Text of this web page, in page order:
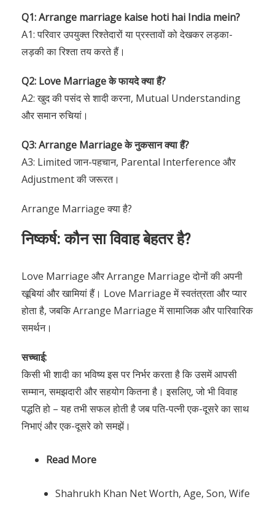
Q1: Arrange marriage kaise hoti hai India mein?
A1: परिवार उपयुक्त रिश्तेदारों या प्रस्तावों को देखकर लड़का-
लड़की का रिश्ता तय करते हैं।
Q2: Love Marriage के फायदे क्या हैं?
A2: खुद की पसंद से शादी करना, Mutual Understanding
और समान रुचियां।
Q3: Arrange Marriage के नुकसान क्या हैं?
A3: Limited जान-पहचान, Parental Interference और
Adjustment की जरूरत।
Arrange Marriage क्या है?
निष्कर्ष: कौन सा विवाह बेहतर है?
Love Marriage और Arrange Marriage दोनों की अपनी
खूबियां और खामियां हैं। Love Marriage में स्वतंत्रता और प्यार
होता है, जबकि Arrange Marriage में सामाजिक और पारिवारिक
समर्थन।
सच्चाई:
किसी भी शादी का भविष्य इस पर निर्भर करता है कि उसमें आपसी
सम्मान, समझदारी और सहयोग कितना है। इसलिए, जो भी विवाह
पद्धति हो – यह तभी सफल होती है जब पति-पत्नी एक-दूसरे का साथ
निभाएं और एक-दूसरे को समझें।
Read More
Shahrukh Khan Net Worth, Age, Son, Wife